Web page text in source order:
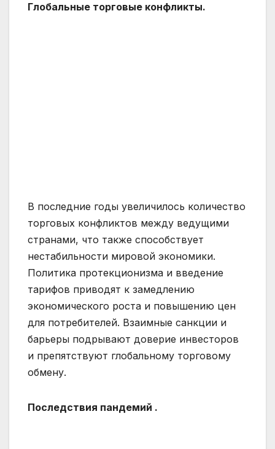
Глобальные торговые конфликты.
В последние годы увеличилось количество
торговых конфликтов между ведущими
странами, что также способствует
нестабильности мировой экономики.
Политика протекционизма и введение
тарифов приводят к замедлению
экономического роста и повышению цен
для потребителей. Взаимные санкции и
барьеры подрывают доверие инвесторов
и препятствуют глобальному торговому
обмену.
Последствия пандемий .